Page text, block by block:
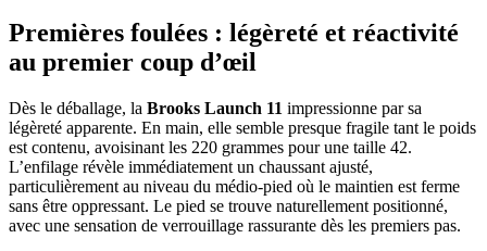
Premières foulées : légèreté et réactivité
au premier coup d’œil
Dès le déballage, la Brooks Launch 11 impressionne par sa
légèreté apparente. En main, elle semble presque fragile tant le poids
est contenu, avoisinant les 220 grammes pour une taille 42.
L’enfilage révèle immédiatement un chaussant ajusté,
particulièrement au niveau du médio-pied où le maintien est ferme
sans être oppressant. Le pied se trouve naturellement positionné,
avec une sensation de verrouillage rassurante dès les premiers pas.